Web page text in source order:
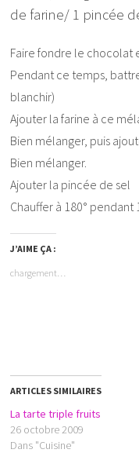
de farine/ 1 pincée
Faire fondre le chocolat
Pendant ce temps,
blanchir)
Ajouter la farine à ce
Bien mélanger, puis
Bien mélanger.
Ajouter la pincée de sel
Chauffer à 180° pendant
J’AIME ÇA :
chargement…
ARTICLES SIMILAIRES
La tarte triple fruits
26 octobre 2009
Dans "Cuisine"